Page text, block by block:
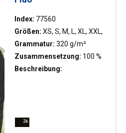
Index: 77560
Größen: XS, S, M, L, XL, XXL,
XXXL
Grammatur: 320 g/m²
Zusammensetzung: 100 %
Polyester
Beschreibung:
Material kombiniert mit